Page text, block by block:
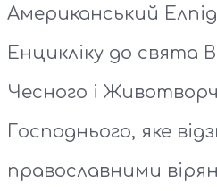
Американський
Енцикліку до свята
Чесного і
Господнього, яке
православними